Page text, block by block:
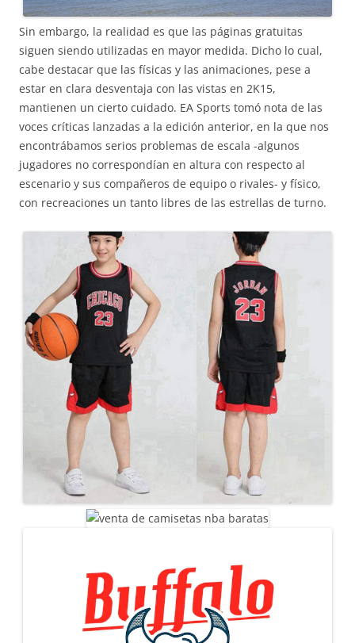
Sin embargo, la realidad es que las páginas gratuitas
siguen siendo utilizadas en mayor medida. Dicho lo cual,
cabe destacar que las físicas y las animaciones, pese a
estar en clara desventaja con las vistas en 2K15,
mantienen un cierto cuidado. EA Sports tomó nota de las
voces críticas lanzadas a la edición anterior, en la que nos
encontrábamos serios problemas de escala -algunos
jugadores no correspondían en altura con respecto al
escenario y sus compañeros de equipo o rivales- y físico,
con recreaciones un tanto libres de las estrellas de turno.